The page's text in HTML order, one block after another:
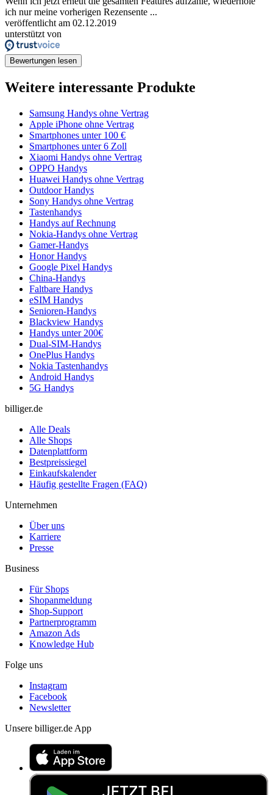
ich nur meine vorherigen Rezensente ...
veröffentlicht am 02.12.2019
unterstützt von
Bewertungen lesen
Weitere interessante Produkte
Samsung Handys ohne Vertrag
Apple iPhone ohne Vertrag
Smartphones unter 100 €
Smartphones unter 6 Zoll
Xiaomi Handys ohne Vertrag
OPPO Handys
Huawei Handys ohne Vertrag
Outdoor Handys
Sony Handys ohne Vertrag
Tastenhandys
Handys auf Rechnung
Nokia-Handys ohne Vertrag
Gamer-Handys
Honor Handys
Google Pixel Handys
China-Handys
Faltbare Handys
eSIM Handys
Senioren-Handys
Blackview Handys
Handys unter 200€
Dual-SIM-Handys
OnePlus Handys
Nokia Tastenhandys
Android Handys
5G Handys
billiger.de
Alle Deals
Alle Shops
Datenplattform
Bestpreissiegel
Einkaufskalender
Häufig gestellte Fragen (FAQ)
Unternehmen
Über uns
Karriere
Presse
Business
Für Shops
Shopanmeldung
Shop-Support
Partnerprogramm
Amazon Ads
Knowledge Hub
Folge uns
Instagram
Facebook
Newsletter
Unsere billiger.de App